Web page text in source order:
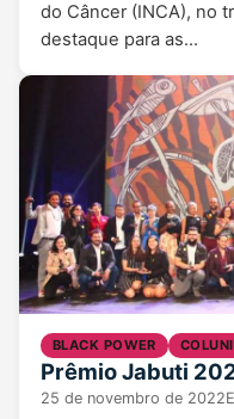
do Câncer (INCA), no
destaque para as…
BLACK POWER
Prêmio Jabuti
25 de novembro de 2022